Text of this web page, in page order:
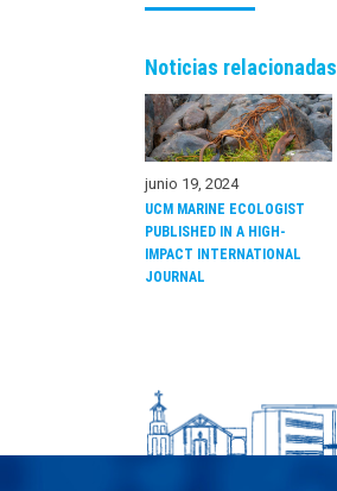
Noticias relacionadas
junio 19, 2024
UCM MARINE ECOLOGIST
PUBLISHED IN A HIGH-
IMPACT INTERNATIONAL
JOURNAL